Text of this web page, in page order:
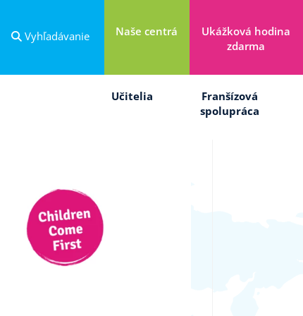
Vyhľadávanie Naše centrá
Ukážková hodina
zdarma
Učitelia
Franšízová
spolupráca